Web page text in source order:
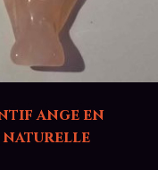
ange en
naturelle